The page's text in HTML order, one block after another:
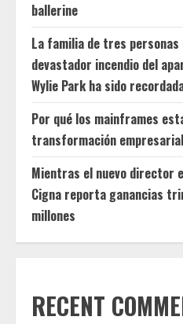
ballerine
La familia de tres personas
devastador incendio del
Wylie Park ha sido
Por qué los mainframes
transformación empresarial
Mientras el nuevo director
Cigna reporta ganancias
millones
RECENT